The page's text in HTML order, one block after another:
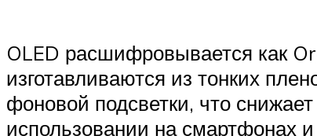
OLED расшифровывается как
изготавливаются из тонких
фоновой подсветки, что
использовании на смартфонах и